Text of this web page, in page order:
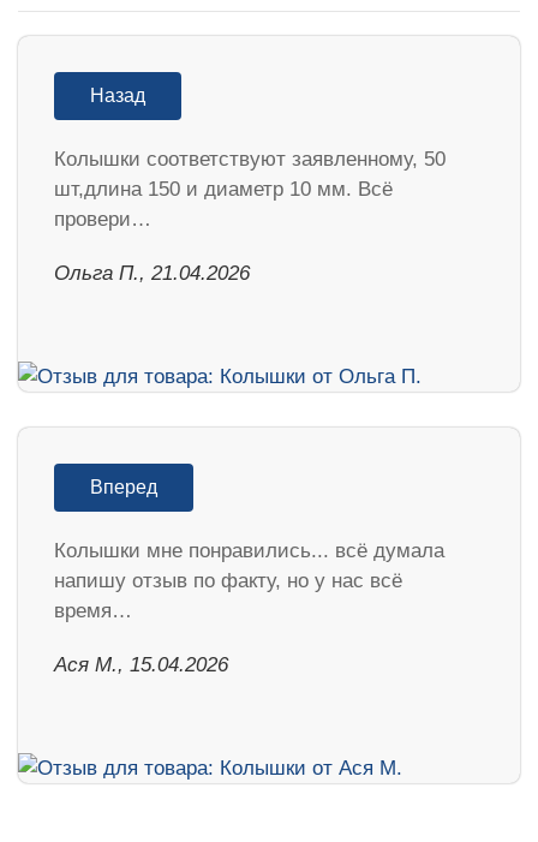
Назад
Колышки соответствуют заявленному, 50
шт,длина 150 и диаметр 10 мм. Всё
провери…
Ольга П., 21.04.2026
Вперед
Колышки мне понравились... всё думала
напишу отзыв по факту, но у нас всё
время…
Ася М., 15.04.2026